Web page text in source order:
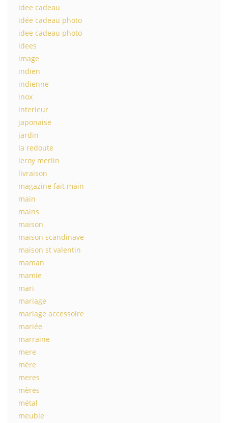
idee cadeau
idée cadeau photo
idee cadeau photo
idees
image
indien
indienne
inox
interieur
japonaise
jardin
la redoute
leroy merlin
livraison
magazine fait main
main
mains
maison
maison scandinave
maison st valentin
maman
mamie
mari
mariage
mariage accessoire
mariée
marraine
mere
mère
meres
mères
métal
meuble